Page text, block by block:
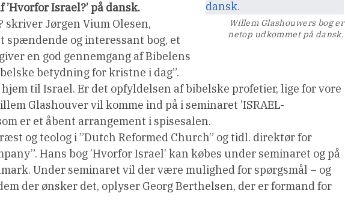
Willem Glashouwers bog er
netop udkommet på dansk.
Israel?’ på dansk.
Jørgen Vium Olesen,
spændende og interessant bog, et
en god gennemgang af Bibelens
betydning for kristne i dag”.
til Israel. Er det opfyldelsen af bibelske profetier, lige for vore
Glashouver vil komme ind på i seminaret ’ISRAEL-
er et åbent arrangement i spisesalen.
og teolog i ”Dutch Reformed Church” og tidl. direktør for
Hans bog ’Hvorfor Israel’ kan købes under seminaret og på
Under seminaret vil der være mulighed for spørgsmål – og
der ønsker det, oplyser Georg Berthelsen, der er formand for